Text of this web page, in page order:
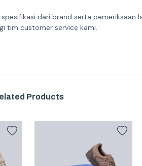
dari brand serta
tim customer service kami.
Products